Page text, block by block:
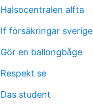
Halsocentralen alfta
If försäkringar sverige
Gör en ballongbåge
Respekt se
Das student